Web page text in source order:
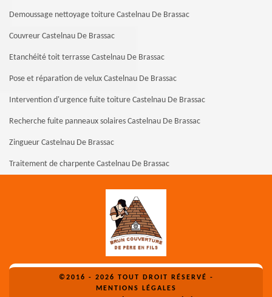
Demoussage nettoyage toiture Castelnau De Brassac
Couvreur Castelnau De Brassac
Etanchéité toit terrasse Castelnau De Brassac
Pose et réparation de velux Castelnau De Brassac
Intervention d'urgence fuite toiture Castelnau De Brassac
Recherche fuite panneaux solaires Castelnau De Brassac
Zingueur Castelnau De Brassac
Traitement de charpente Castelnau De Brassac
©2016 - 2026 TOUT DROIT RÉSERVÉ -
MENTIONS LÉGALES